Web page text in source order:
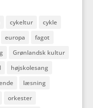
cykeltur
cykle
europa
fagot
Grønlandsk kultur
højskolesang
læsning
orkester